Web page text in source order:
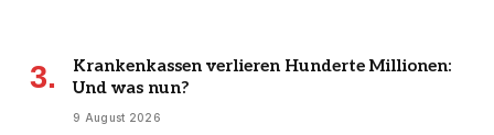
Krankenkassen verlieren Hunderte Millionen:
Und was nun?
9 August 2026